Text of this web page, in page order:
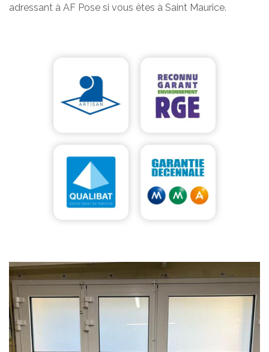
adressant à AF Pose si vous êtes à Saint Maurice.